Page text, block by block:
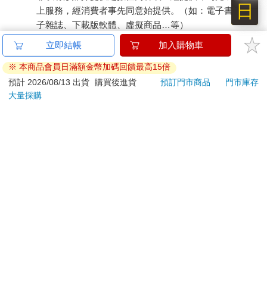
上服務，經消費者事先同意始提供。（如：電子書、電
子雜誌、下載版軟體、虛擬商品…等）
已拆封之個人衛生用品。（如：內衣褲、刮鬍刀、除毛
若非上列種類商品，均享有到貨7天的猶豫期（含例假
日）。
辦理退換貨時，商品（組合商品恕無法接受單獨退貨）必須
立即結帳 加入購物車
※ 本商品會員日滿額金幣加碼回饋最高15倍
預計 2026/08/13 出貨
購買後進貨 預訂門市商品
門市庫存
大量採購
日